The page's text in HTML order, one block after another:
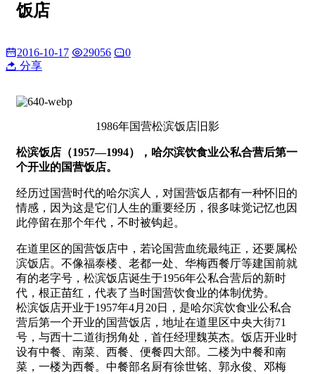
饭店
2016-10-17 29056
0
分享
1986年国营松滨饭店旧影
松滨饭店（1957—1994），哈尔滨饮食业公私合营后第一
个开业的国营饭店。
经历过国营时代的哈尔滨人，对国营饭店都有一种怀旧的
情感，因为这是它们人生的重要经历，很多味觉记忆也因
此停留在那个年代，不时被钩起。
在道里区的国营饭店中，若论国营血统最纯正，还要属松
滨饭店。不像福泰楼、老都一处、华梅西餐厅等建国前就
有的老字号，松滨饭店诞生于1956年公私合营后的新时
代，根正苗红，代表了当时国营饮食业的体制优势。
松滨饭店开业于1957年4月20日，是哈尔滨饮食业公私合
营后第一个开业的国营饭店，地址在道里区中央大街71
号，与西十二道街拐角处，首任经理魏英杰。饭店开业时
设有中餐、南菜、西餐、便餐四大部。二楼为中餐和南
菜，一楼为西餐。中餐部名厨有徐世铭、郭永俊、邓梅